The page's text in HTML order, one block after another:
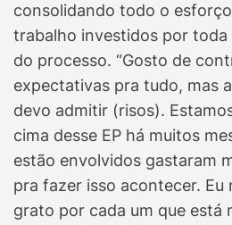
consolidando todo o
trabalho investidos por toda
do processo. “Gosto de
expectativas pra tudo, mas
devo admitir (risos).
cima desse EP há muitos
estão envolvidos gastaram
pra fazer isso acontecer. Eu
grato por cada um que está